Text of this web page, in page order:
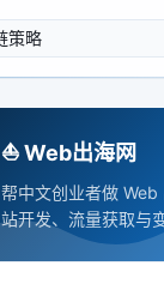
⛵️ Web出海网
帮中文创业者做
站开发、流量获取与